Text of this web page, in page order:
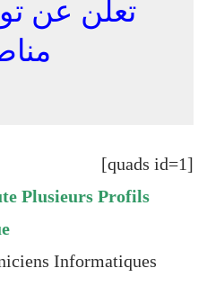
تعلن عن
[quads id=1]
Plusieurs Profils
Informatiques